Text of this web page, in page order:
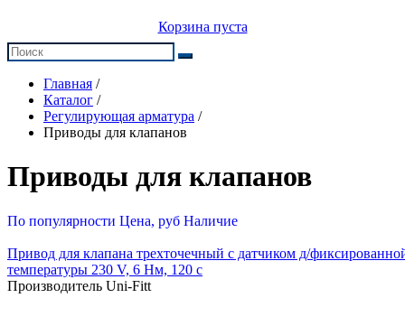
Корзина пуста
Главная /
Каталог /
Регулирующая арматура /
Приводы для клапанов
Приводы для клапанов
По популярности Цена, руб Наличие
Привод для клапана трехточечный с датчиком д/
температуры 230 V, 6 Нм, 120 c
Производитель Uni-Fitt